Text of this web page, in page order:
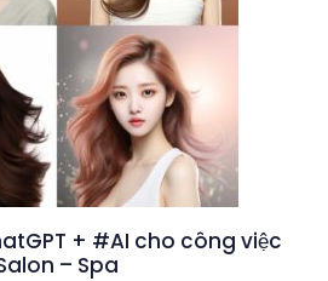
+ #AI cho công việc
– Spa